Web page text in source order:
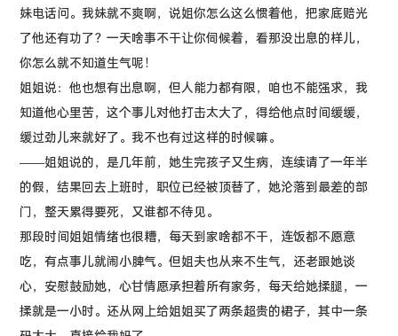
妹电话问。我妹就不爽啊，说姐你怎么这么惯着他，把家底赔光
了他还有功了？一天啥事不干让你伺候着，看那没出息的样儿，
你怎么就不知道生气呢！
姐姐说：他也想有出息啊，但人能力都有限，咱也不能强求，我
知道他心里苦，这个事儿对他打击太大了，得给他点时间缓缓，
缓过劲儿来就好了。我不也有过这样的时候嘛。
——姐姐说的，是几年前，她生完孩子又生病，连续请了一年半
的假，结果回去上班时，职位已经被顶替了，她沦落到最差的部
门，整天累得要死，又谁都不待见。
那段时间姐姐情绪也很糟，每天到家啥都不干，连饭都不愿意
吃，有点事儿就闹小脾气。但姐夫也从来不生气，还老跟她谈
心，安慰鼓励她，心甘情愿承担着所有家务，每天给她揉腿，一
揉就是一小时。还从网上给姐姐买了两条超贵的裙子，其中一条